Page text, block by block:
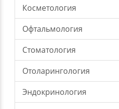
Косметология
Офтальмология
Стоматология
Отоларингология
Эндокринология